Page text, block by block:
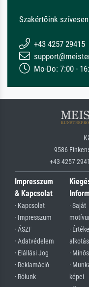
Szakértőink
+43 4257 29415
Mo-Do: 7:00 -
9586
+43 4257
Impresszum
& Kapcsolat
· Kapcsolat
· Impresszum
· ÁSZF
· Adatvédelem
· Elállási Jog
· Reklamáció
· Rólunk
· Saját
·
·
·
képei